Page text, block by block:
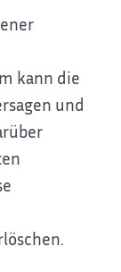
kann die
und